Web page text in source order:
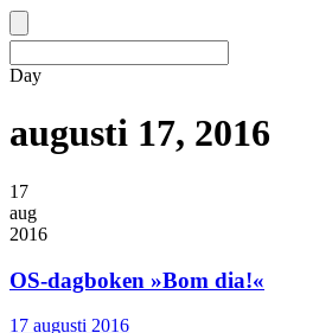
Day
augusti 17, 2016
17
aug
2016
OS-dagboken »Bom dia!«
17 augusti 2016